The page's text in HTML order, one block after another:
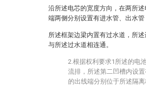
沿所述电芯的宽度方向，在两所
端两侧分别设置有进水管、出水
所述框架边梁内置有过水道，所
与所述过水道相连通。
2.根据权利要求1所述的电
流排，所述第二凹槽内设
的出线端分别位于所述隔离